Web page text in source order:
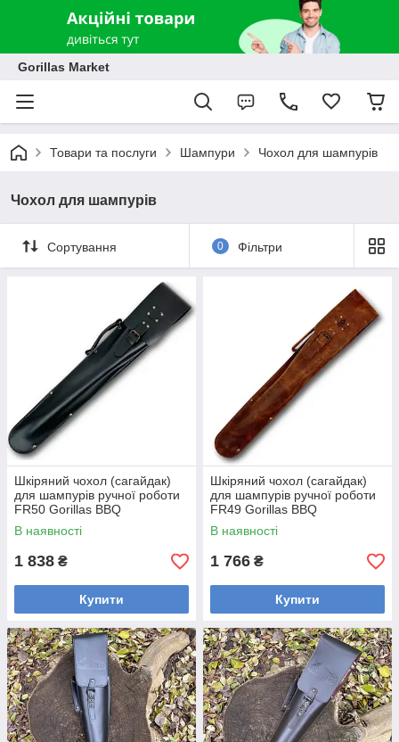
Gorillas Market
Товари та послуги Шампури Чохол для шампурів
Чохол для шампурів
Сортування 0 Фільтри
Шкіряний чохол (сагайдак)
для шампурів ручної роботи
FR50 Gorillas BBQ
В наявності
1 838 ₴
Купити
Шкіряний чохол (сагайдак)
для шампурів ручної роботи
FR49 Gorillas BBQ
В наявності
1 766 ₴
Купити